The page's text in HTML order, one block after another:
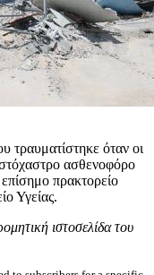
τραυματίστηκε όταν οι
ασθενοφόρο
πρακτορείο
Υγείας.
ιστοσελίδα του